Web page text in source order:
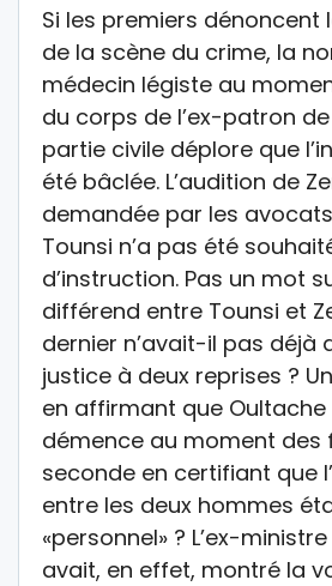
Si les premiers
de la scène du crime, la
médecin légiste au
du corps de l’ex-patron de
partie civile déplore que
été bâclée. L’audition de
demandée par les
Tounsi n’a pas été
d’instruction. Pas un mot
différend entre Tounsi et
dernier n’avait-il pas déjà
justice à deux reprises ?
en affirmant que
démence au moment des
seconde en certifiant que
entre les deux hommes
«personnel» ? L’ex-
avait, en effet, montré la